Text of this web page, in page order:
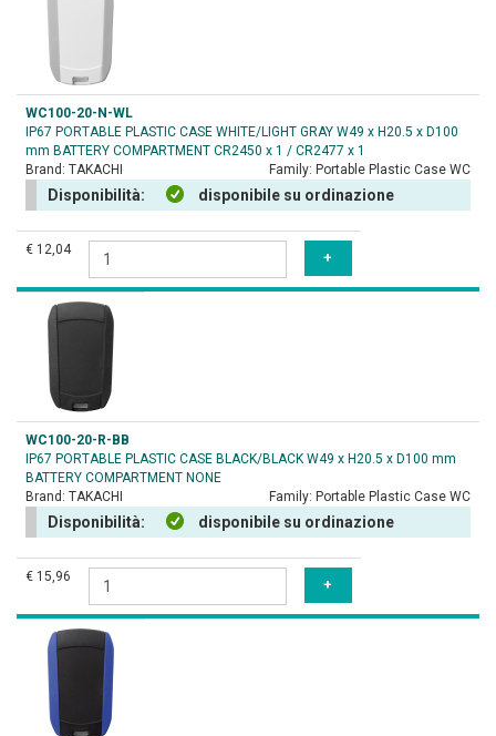
WC100-20-N-WL
IP67 PORTABLE PLASTIC CASE WHITE/LIGHT GRAY W49 x H20.5 x D100
mm BATTERY COMPARTMENT CR2450 x 1 / CR2477 x 1
Brand: TAKACHI Family: Portable Plastic Case WC
Disponibilità: disponibile su ordinazione
€ 12,04
WC100-20-R-BB
IP67 PORTABLE PLASTIC CASE BLACK/BLACK W49 x H20.5 x D100 mm
BATTERY COMPARTMENT NONE
Brand: TAKACHI Family: Portable Plastic Case WC
Disponibilità: disponibile su ordinazione
€ 15,96